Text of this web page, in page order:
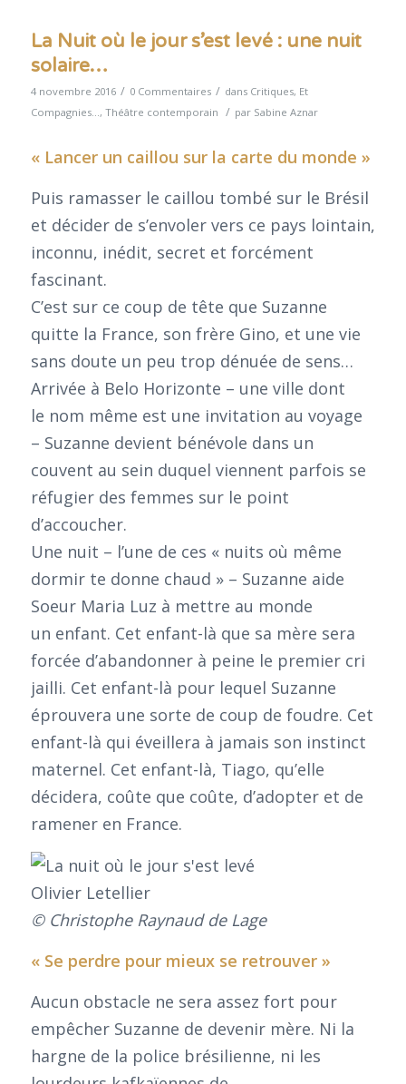
La Nuit où le jour s’est levé : une nuit
solaire…
4 novembre 2016 / 0 Commentaires / dans Critiques, Et
Compagnies... , Théâtre contemporain / par Sabine Aznar
« Lancer un caillou sur la carte du monde »
Puis ramasser le caillou tombé sur le Brésil
et décider de s’envoler vers ce pays lointain,
inconnu, inédit, secret et forcément
fascinant.
C’est sur ce coup de tête que Suzanne
quitte la France, son frère Gino, et une vie
sans doute un peu trop dénuée de sens…
Arrivée à Belo Horizonte – une ville dont
le nom même est une invitation au voyage
– Suzanne devient bénévole dans un
couvent au sein duquel viennent parfois se
réfugier des femmes sur le point
d’accoucher.
Une nuit – l’une de ces « nuits où même
dormir te donne chaud » – Suzanne aide
Soeur Maria Luz à mettre au monde
un enfant. Cet enfant-là que sa mère sera
forcée d’abandonner à peine le premier cri
jailli. Cet enfant-là pour lequel Suzanne
éprouvera une sorte de coup de foudre. Cet
enfant-là qui éveillera à jamais son instinct
maternel. Cet enfant-là, Tiago, qu’elle
décidera, coûte que coûte, d’adopter et de
ramener en France.
© Christophe Raynaud de Lage
« Se perdre pour mieux se retrouver »
Aucun obstacle ne sera assez fort pour
empêcher Suzanne de devenir mère. Ni la
hargne de la police brésilienne, ni les